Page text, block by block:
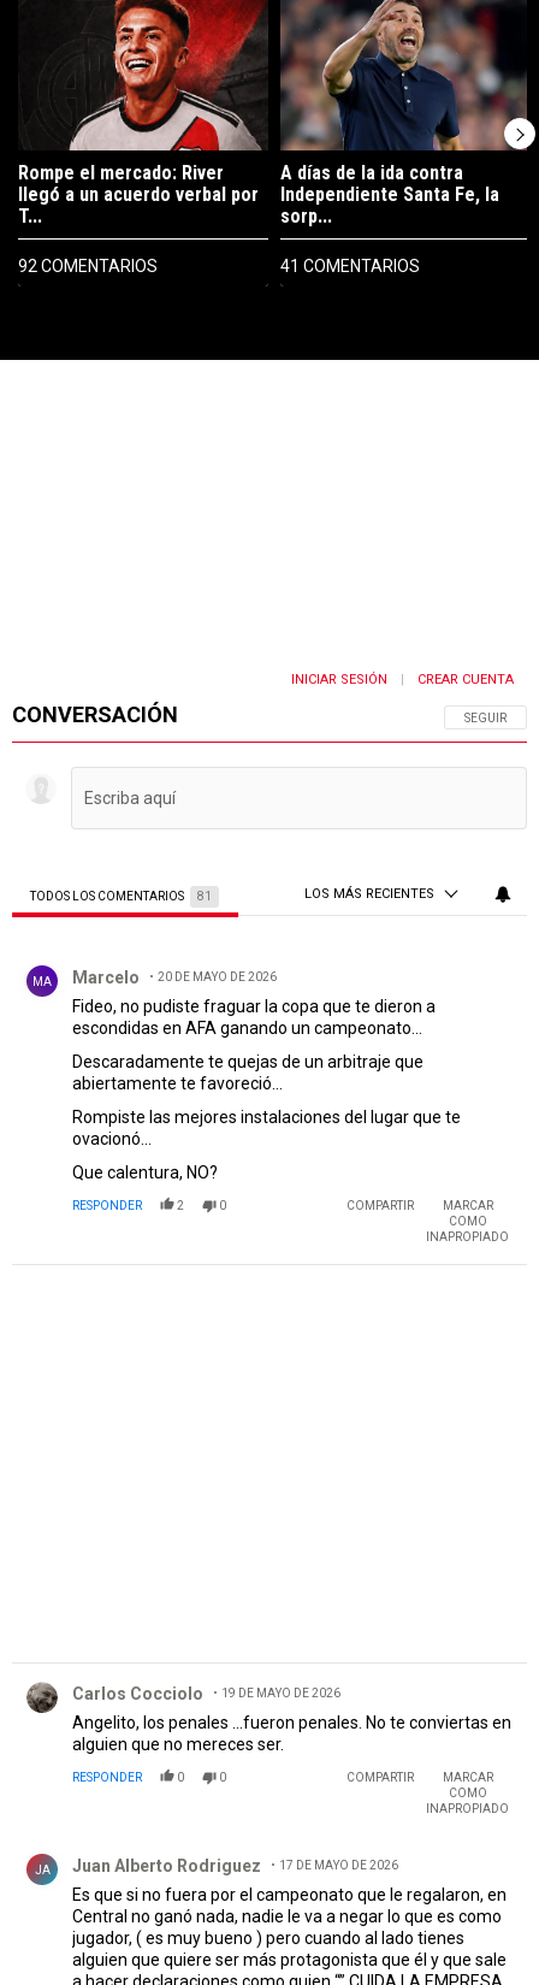
Rompe el mercado: River
llegó a un acuerdo verbal por
T...
92 COMENTARIOS
A días de la ida contra
Independiente Santa Fe, la
sorp...
41 COMENTARIOS
CONVERSACIÓN SIGA ESTA
SEGUIR
INICIAR SESIÓN CREAR CUENTA
TODOS LOS COMENTARIOS 81 LOS MÁS RECIENTES
MA Marcelo 20 DE MAYO DE 2026
Fideo, no pudiste fraguar la copa que te dieron a
escondidas en AFA ganando un campeonato...
Descaradamente te quejas de un arbitraje que
abiertamente te favoreció...
Rompiste las mejores instalaciones del lugar que te
ovacionó...
Que calentura, NO?
RESPONDER 2 0 COMPARTIR
MARCAR
COMO
INAPROPIADO
Carlos Cocciolo 19 DE MAYO DE 2026
Angelito, los penales ...fueron penales. No te conviertas en
alguien que no mereces ser.
RESPONDER 0 0 COMPARTIR
MARCAR
COMO
INAPROPIADO
JA Juan Alberto Rodriguez 17 DE MAYO DE 2026
Es que si no fuera por el campeonato que le regalaron, en
Central no ganó nada, nadie le va a negar lo que es como
jugador, ( es muy bueno ) pero cuando al lado tienes
alguien que quiere ser más protagonista que él y que sale